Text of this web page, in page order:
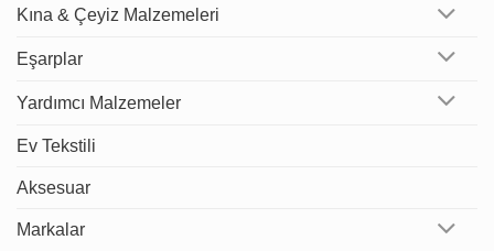
Kına & Çeyiz Malzemeleri
Eşarplar
Yardımcı Malzemeler
Ev Tekstili
Aksesuar
Markalar